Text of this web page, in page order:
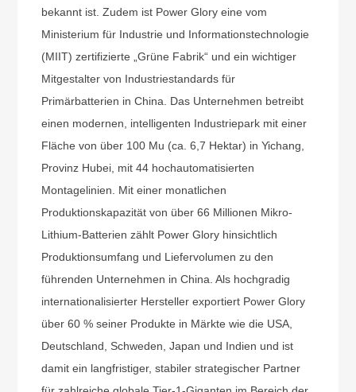
bekannt ist. Zudem ist Power Glory eine vom
Ministerium für Industrie und Informationstechnologie
(MIIT) zertifizierte „Grüne Fabrik“ und ein wichtiger
Mitgestalter von Industriestandards für
Primärbatterien in China. Das Unternehmen betreibt
einen modernen, intelligenten Industriepark mit einer
Fläche von über 100 Mu (ca. 6,7 Hektar) in Yichang,
Provinz Hubei, mit 44 hochautomatisierten
Montagelinien. Mit einer monatlichen
Produktionskapazität von über 66 Millionen Mikro-
Lithium-Batterien zählt Power Glory hinsichtlich
Produktionsumfang und Liefervolumen zu den
führenden Unternehmen in China. Als hochgradig
internationalisierter Hersteller exportiert Power Glory
über 60 % seiner Produkte in Märkte wie die USA,
Deutschland, Schweden, Japan und Indien und ist
damit ein langfristiger, stabiler strategischer Partner